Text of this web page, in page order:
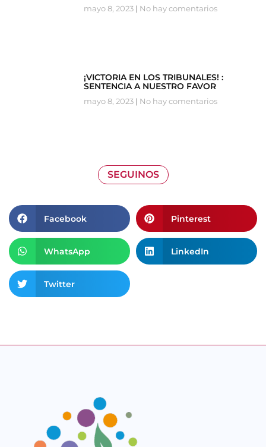
mayo 8, 2023 No hay comentarios
¡VICTORIA EN LOS TRIBUNALES! :
SENTENCIA A NUESTRO FAVOR
mayo 8, 2023 No hay comentarios
SEGUINOS
Facebook Pinterest
WhatsApp LinkedIn
Twitter